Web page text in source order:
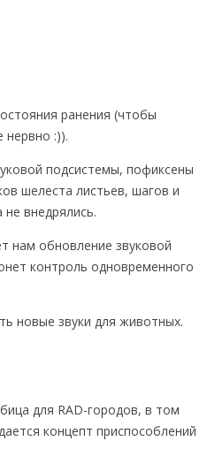
ранения (чтобы
нервно :)).
подсистемы, пофиксены
шелеста листьев, шагов и
не внедрялись.
нам обновление звуковой
контроль одновременного
новые звуки для животных.
для RAD-городов, в том
концепт приспособлений